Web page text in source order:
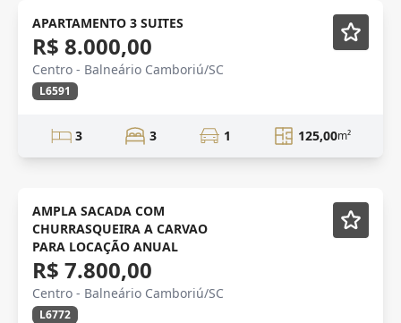
Mobiliado
APARTAMENTO 3 SUITES
R$ 8.000,00
Centro - Balneário Camboriú/SC
L6591
3 3 1 125,00m²
anual Mobiliado
AMPLA SACADA COM
CHURRASQUEIRA A CARVAO
PARA LOCAÇÃO ANUAL
R$ 7.800,00
Centro - Balneário Camboriú/SC
L6772